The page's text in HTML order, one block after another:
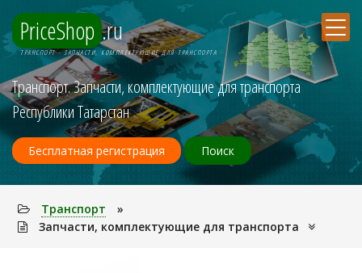
PriceShop .ru
ТРАНСПОРТ - ЗАПЧАСТИ, КОМПЛЕКТУЮЩИЕ ДЛЯ ТРАНСПОРТА
Транспорт. Запчасти, комплектующие для транспорта
Республики Татарстан
Бесплатная регистрация Поиск
Транспорт
»
Запчасти, комплектующие для транспорта